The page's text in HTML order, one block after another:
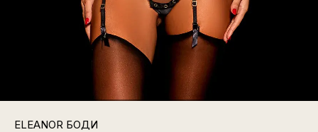
ELEANOR БОДИ